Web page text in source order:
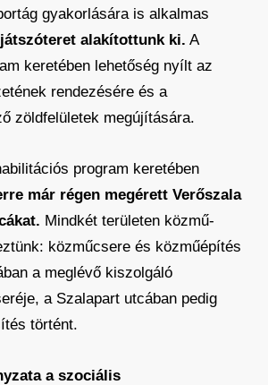
gyakorlására is alkalmas
alakítottunk ki. A
keretében lehetőség nyílt az
rendezésére és a
zöldfelületek megújítására.
program keretében
már régen megérett Verőszala
Mindkét területen közmű-
közműcsere és közműépítés
a meglévő kiszolgáló
a Szalapart utcában pedig
történt.
a szociális